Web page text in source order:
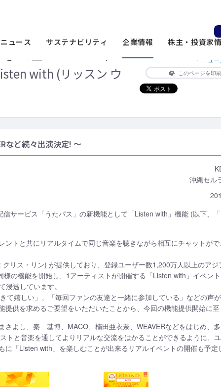
ニュース サステナビリティ 企業情報 株主・投資家
」で憧れのアーティス
with (リッスン ウ
ニュ
このページを印
など続々出演決定! ～
沖縄セル
サービス「うたパス」の新機能として「Listen with」機能 (以下、
ントと共にリアルタイムで同じ音楽を聴きながら相互にチャットが
リス・リン) が提供しており、登録ユーザー数1,200万人以上のアジ
の機能を開始し、1アーティストが開催する「Listen with」イベン
透しています。
嬉しい」、「毎回ファンの友達と一緒に参加している」などの声
供を求めるご要望をいただいたことから、今回の機能提供開始に至
さよし、秦 基博、MACO、楠田亜衣奈、WEAVERなどをはじめ、
トと音楽を通してよりリアルな交流をはかることができるように、
に「Listen with」を楽しむことが出来るリアルイベントの開催も予定